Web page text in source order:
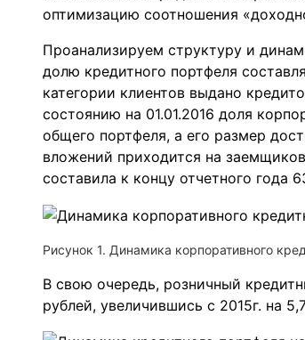
оптимизацию соотношения
Проанализируем структуру и
долю кредитного портфеля
категории клиентов выдано
состоянию на 01.01.2016 доля
общего портфеля, а его размер
вложений приходится на
составила к концу отчетного года
Рисунок 1. Динамика корпоративного
В свою очередь, розничный
рублей, увеличившись с 2015г. на